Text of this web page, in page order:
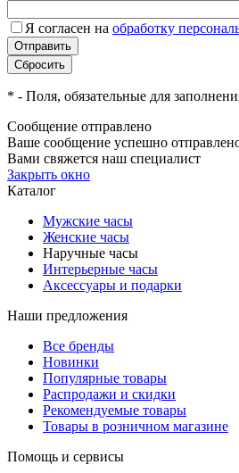
Я согласен на обработку
* - Поля, обязательные для
Сообщение отправлено
Ваше сообщение успешно
Вами свяжется наш специалист
Закрыть окно
Каталог
Мужские часы
Женские часы
Наручные часы
Интерьерные часы
Аксессуары и подарки
Наши предложения
Все бренды
Новинки
Популярные товары
Распродажи и скидки
Рекомендуемые товары
Товары в розничном магазине
Помощь и сервисы